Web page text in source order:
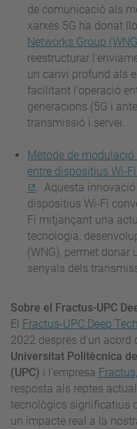
de comunicació als
xarxes 5G ha donat
Networks Group (WNG
reestructurar
un canvi profund als
facilitant l'operació
generacions (5G i
transmissió i servei.
Mètode de
entre dispositius Wi-
. Aquesta
dispositius Wi-Fi
Fi mitjançant una
tecnologia,
(WNG), permet donar
senyals dels
Sobre el Fractus-UPC
El Fractus-UPC Deep
2022 després d'un acord
Universitat Politècnica
(UPC) i l'empresa Fractus,
resposta als reptes
tecnològics significatius
un impacte real a la